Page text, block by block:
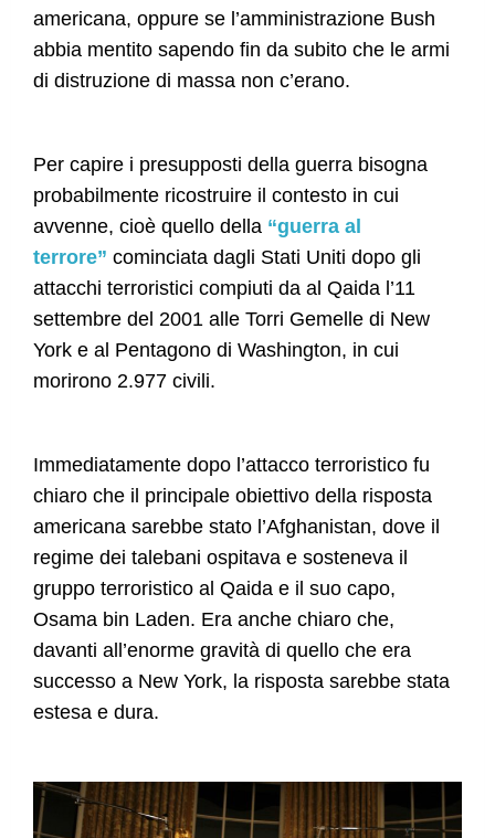
americana, oppure se l’amministrazione Bush
abbia mentito sapendo fin da subito che le armi
di distruzione di massa non c’erano.
Per capire i presupposti della guerra bisogna
probabilmente ricostruire il contesto in cui
avvenne, cioè quello della “guerra al
terrore” cominciata dagli Stati Uniti dopo gli
attacchi terroristici compiuti da al Qaida l’11
settembre del 2001 alle Torri Gemelle di New
York e al Pentagono di Washington, in cui
morirono 2.977 civili.
Immediatamente dopo l’attacco terroristico fu
chiaro che il principale obiettivo della risposta
americana sarebbe stato l’Afghanistan, dove il
regime dei talebani ospitava e sosteneva il
gruppo terroristico al Qaida e il suo capo,
Osama bin Laden. Era anche chiaro che,
davanti all’enorme gravità di quello che era
successo a New York, la risposta sarebbe stata
estesa e dura.